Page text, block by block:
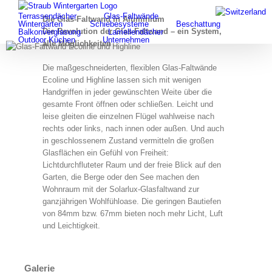
content
Search
for:
Terrassendächer
Glas-Faltwände
Wintergärten
Schiebesysteme
Beschattung
Balkonverglasung
Lamellendächer
Outdoor Küchen
Unternehmen
Die Glas-Faltwand in Aluminium
Die Revolution der Glas-Faltwand – ein System,
alle Möglichkeiten
Die maßgeschneiderten, flexiblen Glas-Faltwände
Ecoline und Highline lassen sich mit wenigen
Handgriffen in jeder gewünschten Weite über die
gesamte Front öffnen oder schließen. Leicht und
leise gleiten die einzelnen Flügel wahlweise nach
rechts oder links, nach innen oder außen. Und auch
in geschlossenem Zustand vermitteln die großen
Glasflächen ein Gefühl von Freiheit:
Lichtdurchfluteter Raum und der freie Blick auf den
Garten, die Berge oder den See machen den
Wohnraum mit der Solarlux-Glasfaltwand zur
ganzjährigen Wohlfühloase. Die geringen Bautiefen
von 84mm bzw. 67mm bieten noch mehr Licht, Luft
und Leichtigkeit.
Galerie